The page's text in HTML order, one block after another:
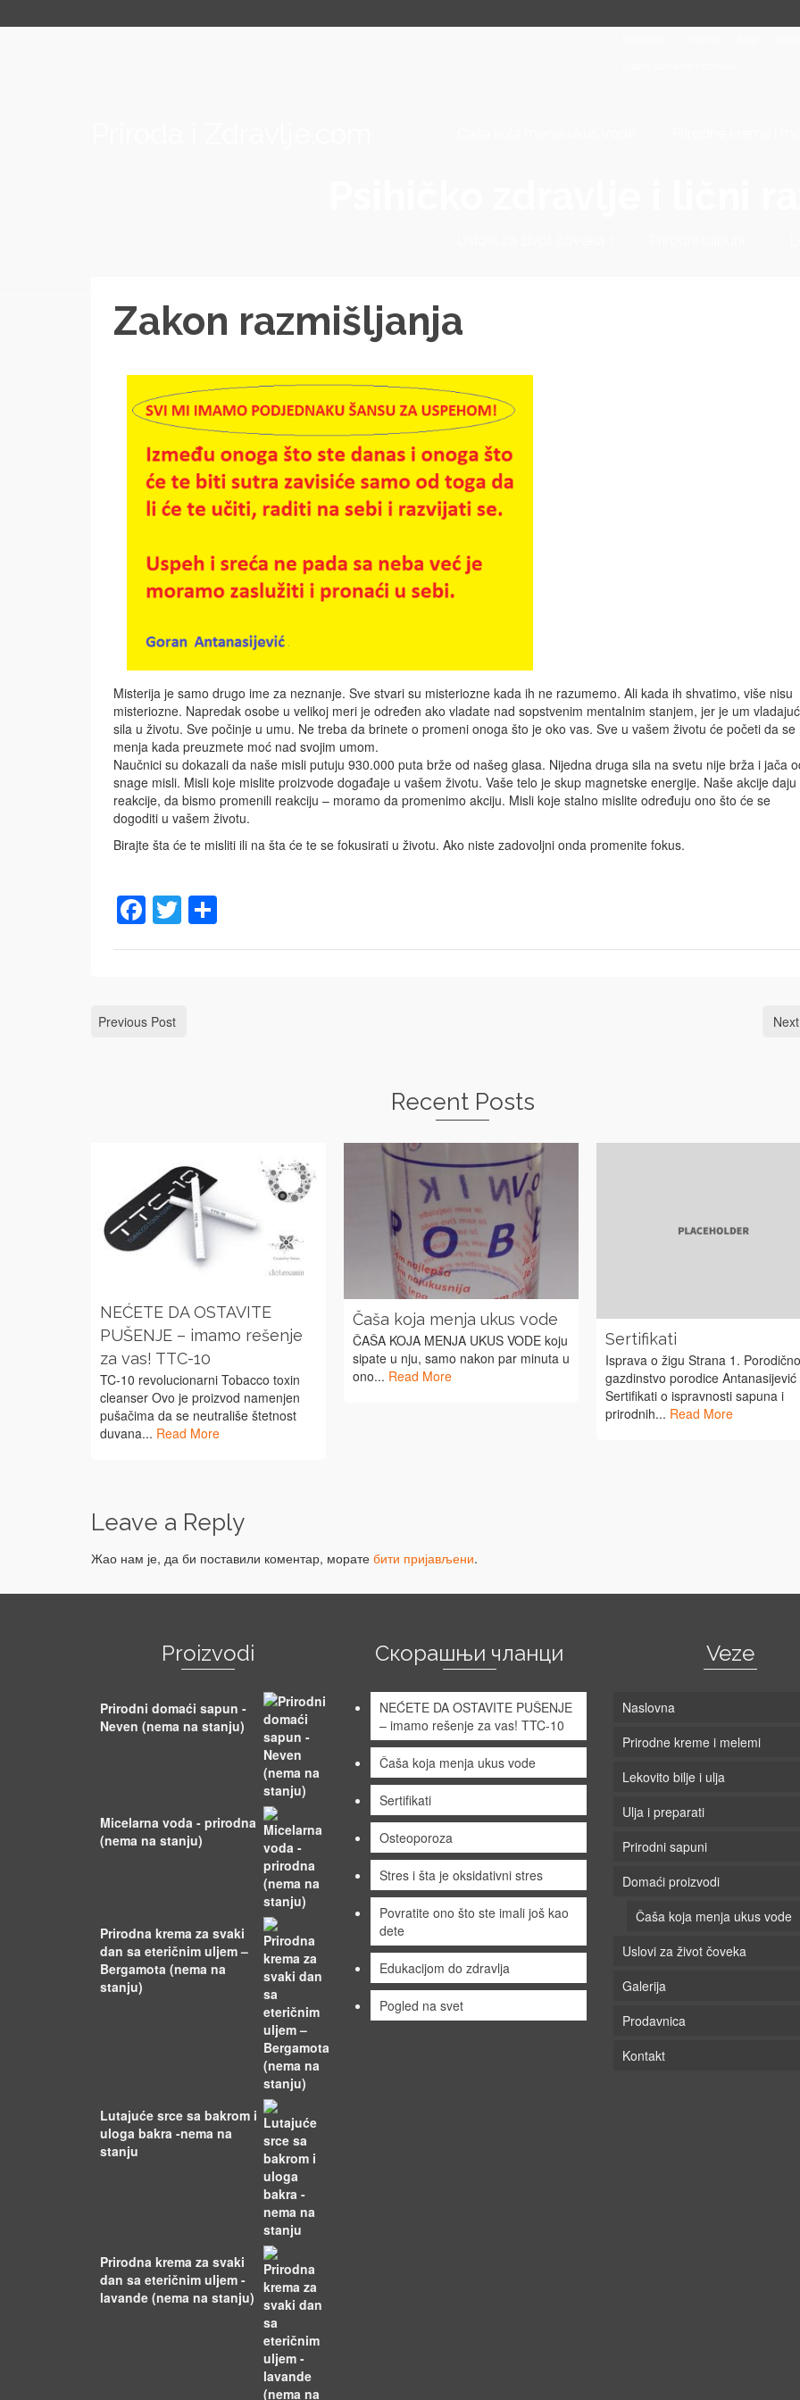
Zakon razmišljanja
Misterija je samo drugo ime za neznanje. Sve stvari su misteriozne kada ih ne razumemo. Ali kada ih shvatimo, više nisu
misteriozne. Napredak osobe u velikoj meri je određen ako vladate nad sopstvenim mentalnim stanjem, jer je um
sila u životu. Sve počinje u umu. Ne treba da brinete o promeni onoga što je oko vas. Sve u vašem životu će početi da se
menja kada preuzmete moć nad svojim umom.
Naučnici su dokazali da naše misli putuju 930.000 puta brže od našeg glasa. Nijedna druga sila na svetu nije brža i jača
snage misli. Misli koje mislite proizvode događaje u vašem životu. Vaše telo je skup magnetske energije. Naše akcije daju
reakcije, da bismo promenili reakciju – moramo da promenimo akciju. Misli koje stalno mislite određuju ono što će se
dogoditi u vašem životu.
Birajte šta će te misliti ili na šta će te se fokusirati u životu. Ako niste zadovoljni onda promenite fokus.
Facebook
Twitter
Previous Post
Recent Posts
NEĆETE DA OSTAVITE
PUŠENJE – imamo rešenje
za vas! TTC-10
TC-10 revolucionarni Tobacco toxin
cleanser Ovo je proizvod namenjen
pušačima da se neutrališe štetnost
duvana... Read More
Čaša koja menja ukus vode
ČAŠA KOJA MENJA UKUS VODE koju
sipate u nju, samo nakon par minuta u
ono... Read More
Sertifikati
Isprava o žigu Strana 1. Porodično
gazdinstvo porodice Antanasijević
Sertifikati o ispravnosti sapuna i
prirodnih... Read More
Leave a Reply
Жао нам је, да би поставили коментар, морате бити пријављени.
Proizvodi
Prirodni domaći sapun -
Neven (nema na stanju)
Micelarna voda - prirodna
(nema na stanju)
Prirodna krema za svaki
dan sa eteričnim uljem –
Bergamota (nema na
stanju)
Lutajuće srce sa bakrom i
uloga bakra -nema na
stanju
Prirodna krema za svaki
dan sa eteričnim uljem -
lavande (nema na stanju)
Скорашњи чланци
NEĆETE DA OSTAVITE PUŠENJE
– imamo rešenje za vas! TTC-10
Čaša koja menja ukus vode
Sertifikati
Osteoporoza
Stres i šta je oksidativni stres
Povratite ono što ste imali još kao
dete
Edukacijom do zdravlja
Pogled na svet
Veze
Naslovna
Prirodne kreme i melemi
Lekovito bilje i ulja
Ulja i preparati
Prirodni sapuni
Domaći proizvodi
Čaša koja menja ukus vode
Uslovi za život čoveka
Galerija
Prodavnica
Kontakt